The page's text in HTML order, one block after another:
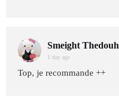
Smeight Thedouh
1 day age
Top, je recommande ++